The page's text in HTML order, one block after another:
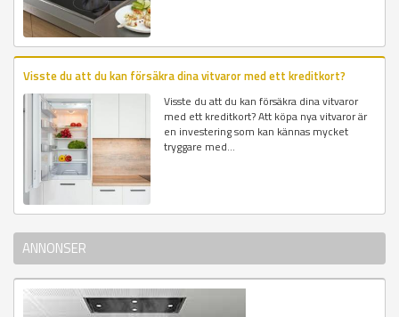
Visste du att du kan försäkra dina vitvaror med ett kreditkort?
Visste du att du kan försäkra dina vitvaror
med ett kreditkort? Att köpa nya vitvaror är
en investering som kan kännas mycket
tryggare med...
ANNONSER